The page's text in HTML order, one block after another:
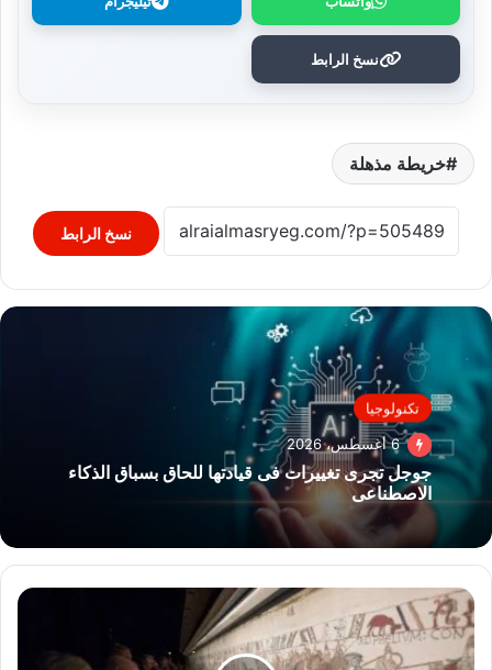
نسخ الرابط
خريطة مذهلة
نسخ الرابط
تكنولوجيا
6 أغسطس، 2026
جوجل تجرى تغييرات فى قيادتها للحاق بسباق الذكاء
الاصطناعى
المتحف
البريطانى:
تكلفة